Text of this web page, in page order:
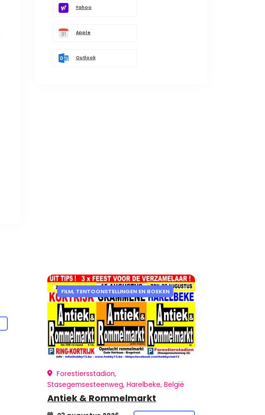
Yahoo
Apple
Outlook
FILM, TENTOONSTELLINGEN EN BOEKEN
Forestiersstadion,
Stasegemsesteenweg, Harelbeke, België
Antiek & Rommelmarkt